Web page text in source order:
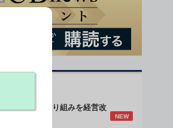
束最小化の取り組みを経営改
NEW